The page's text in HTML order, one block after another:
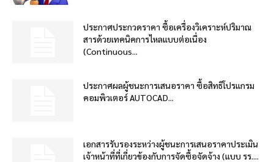
ประกาศประกวดราคา ซื้อเครื่องวิเคราะห์ปริมาณ
สารด้วยเทคนิคการไหลแบบต่อเนื่อง
(Continuous...
ประกาศผลผู้ชนะการเสนอราคา ซื้อสิทธิโปรแกรม
คอมพิวเตอร์ AUTOCAD...
เอกสารรับรองระหว่างผู้ชนะการเสนอราคาประเมิน
เจ้าหน้าที่ที่เกี่ยวข้องกับการจัดซื้อจัดจ้าง (แบบ รร....